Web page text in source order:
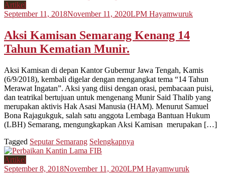
Artikel
September 11, 2018November 11, 2020LPM Hayamwuruk
Aksi Kamisan Semarang Kenang 14
Tahun Kematian Munir.
Aksi Kamisan di depan Kantor Gubernur Jawa Tengah, Kamis
(6/9/2018), kembali digelar dengan mengangkat tema “14 Tahun
Merawat Ingatan”. Aksi yang diisi dengan orasi, pembacaan puisi,
dan teatrikal bertujuan untuk mengenang Munir Said Thalib yang
merupakan aktivis Hak Asasi Manusia (HAM). Menurut Samuel
Bona Rajagukguk, salah satu anggota Lembaga Bantuan Hukum
(LBH) Semarang, mengungkapkan Aksi Kamisan merupakan […]
Tagged Seputar Semarang Selengkapnya
Artikel
September 8, 2018November 11, 2020LPM Hayamwuruk